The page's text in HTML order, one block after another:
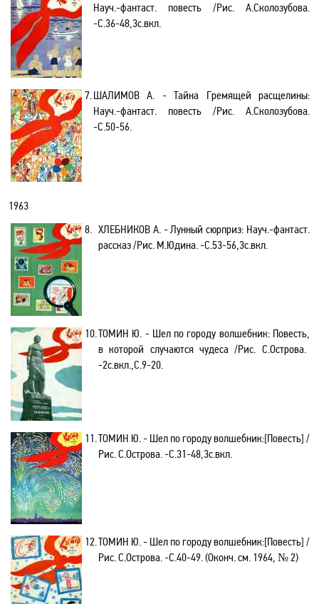
Науч.-фантаст. повесть /Рис. А.Сколозубова.
-С.36-48,3с.вкл.
7.ШАЛИМОВ А. - Тайна Гремящей расщелины:
Науч.-фантаст. повесть /Рис. А.Сколозубова.
-С.50-56.
1963
8. ХЛЕБНИКОВ А. - Лунный сюрприз: Науч.-фантаст.
рассказ /Рис. М.Юдина. -С.53-56,3с.вкл.
10.ТОМИН Ю. - Шел по городу волшебник: Повесть,
в которой случаются чудеса /Рис. С.Острова.
-2с.вкл.,С.9-20.
11.ТОМИН Ю. - Шел по городу волшебник:[Повесть] /
Рис. С.Острова. -С.31-48,3с.вкл.
12.ТОМИН Ю. - Шел по городу волшебник:[Повесть] /
Рис. С.Острова. -С.40-49. (Оконч. см. 1964, № 2)